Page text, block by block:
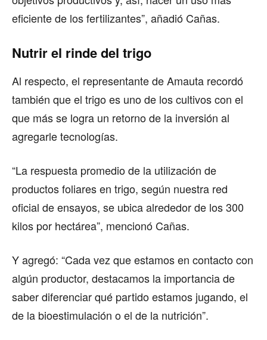
eficiente de los fertilizantes”, añadió Cañas.
Nutrir el rinde del trigo
Al respecto, el representante de Amauta recordó
también que el trigo es uno de los cultivos con el
que más se logra un retorno de la inversión al
agregarle tecnologías.
“La respuesta promedio de la utilización de
productos foliares en trigo, según nuestra red
oficial de ensayos, se ubica alrededor de los 300
kilos por hectárea”, mencionó Cañas.
Y agregó: “Cada vez que estamos en contacto con
algún productor, destacamos la importancia de
saber diferenciar qué partido estamos jugando, el
de la bioestimulación o el de la nutrición”.